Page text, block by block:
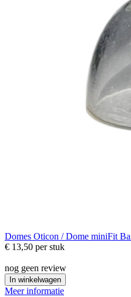
Domes Oticon / Dome miniFit
€ 13,50 per stuk
nog geen review
In winkelwagen
Meer informatie